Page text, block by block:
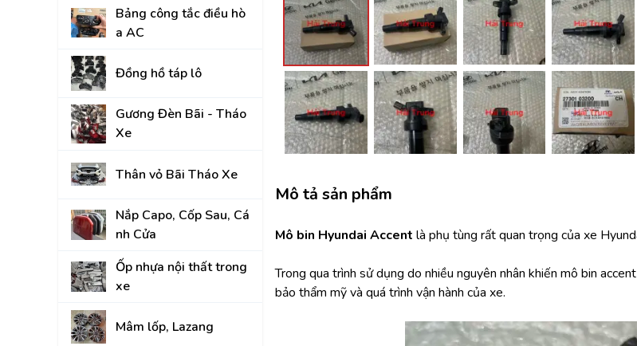
Gầm, máy, hộp số
Hệ thống treo gầm, giảm xóc, càng
A, rotuyn
NỘI - NGOẠI THẤT
TOYOTA
HYUNDAI
Bảng công tắc điều hò
a AC
Đồng hồ táp lô
Gương Đèn Bãi - Tháo
Xe
Thân vỏ Bãi Tháo Xe
Nắp Capo, Cốp Sau, Cá
nh Cửa
Ốp nhựa nội thất trong
xe
Mâm lốp, Lazang
Mô tả sản phẩm
Mô bin Hyundai Accent là phụ tùng rất quan trọng của xe
Trong qua trình sử dụng do nhiều nguyên nhân khiến mô bin
bảo thẩm mỹ và quá trình vận hành của xe.